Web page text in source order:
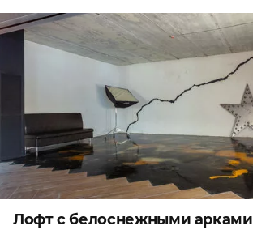
Лофт с белоснежными арками